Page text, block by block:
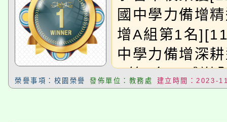
1名][111學
力備增深耕
第3名]
國中學力備增
增A組第1名
中學力備增深
A第3名]!!感謝
努力!!
榮譽事項：校園榮譽 發佈單位：教務處 建立時間：2023-